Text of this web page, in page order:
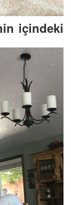
içindeki